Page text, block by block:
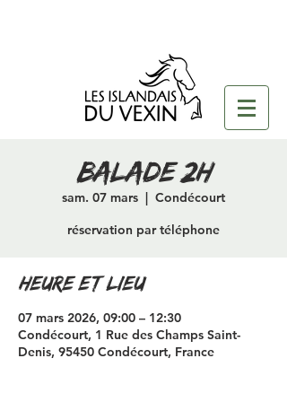
Balade 2H
sam. 07 mars
  |
Condécourt
réservation par téléphone
Heure et lieu
07 mars 2026, 09:00 – 12:30
Condécourt, 1 Rue des Champs Saint-
Denis, 95450 Condécourt, France